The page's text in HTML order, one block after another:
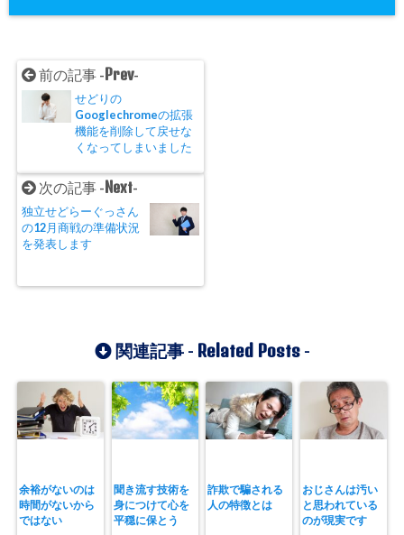
前の記事 -Prev-
せどりの
Googlechromeの拡張
機能を削除して戻せな
くなってしまいました
次の記事 -Next-
独立せどらーぐっさん
の12月商戦の準備状況
を発表します
関連記事 - Related Posts-
余裕がないのは
時間がないから
ではない
聞き流す技術を
身につけて心を
平穏に保とう
詐欺で騙される
人の特徴とは
おじさんは汚い
と思われている
のが現実です